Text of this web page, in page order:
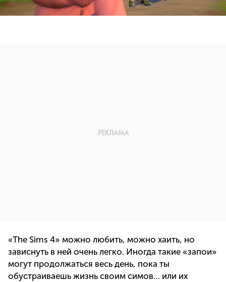
«The Sims 4» можно любить, можно хаить, но
зависнуть в ней очень легко. Иногда такие «запои»
могут продолжаться весь день, пока ты
обустраиваешь жизнь своим симов… или их